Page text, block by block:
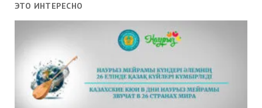
ЭТО ИНТЕРЕСНО